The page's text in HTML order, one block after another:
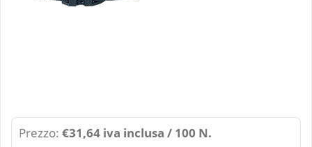
Prezzo: €31,64 iva inclusa / 100 N.